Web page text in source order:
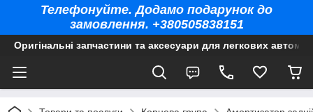
Телефонуйте. Додамо подарунок до
замовлення. +380505838151
Оригінальні запчастини та аксесуари для легкових